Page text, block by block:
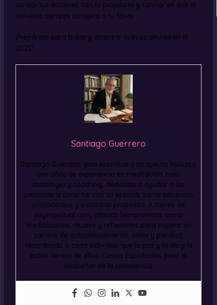
alinear tus acciones con tu propósito y confiar en que el
universo siempre conspira a tu favor.
¡Prepárate para brillar y alcanzar nuevas alturas en el
2025!
Santiago Guerrero
Santiago Guerrero, guía espiritual y terapeuta holística
con años de experiencia en meditación, reiki,
astrología y coaching, dedicada a ayudar a las
personas a conectar con su esencia, sanar bloqueos
emocionales y encontrar propósito. A través de
soyespiritual.com, ofrezco herramientas como
meditaciones, rituales y reflexiones para inspirar un
camino de autoconocimiento, amor y plenitud,
recordando a cada individuo que la paz y la alegría
están dentro de ellos. Cursos Espirituales para el
despertar de la consciencia.